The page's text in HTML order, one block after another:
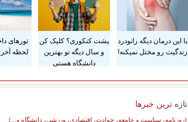
با این درمان دیگه زانودرد
زندگیت رو مختل نمیکنه!
پشت کنکوری؟ کلیک کن
و سال دیگه تو بهترین
دانشگاه هستی
تورهای
لحظه
تازه ترین خبرها
(روزنامه، سیاست و جامعه، حوادث، اقتصادی، ورزشی، دانشگاه و...)
سایر خبرهای داغ